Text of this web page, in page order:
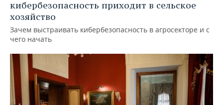
кибербезопасность приходит в сельское
хозяйство
Зачем выстраивать кибербезопасность в агросекторе и с
чего начать